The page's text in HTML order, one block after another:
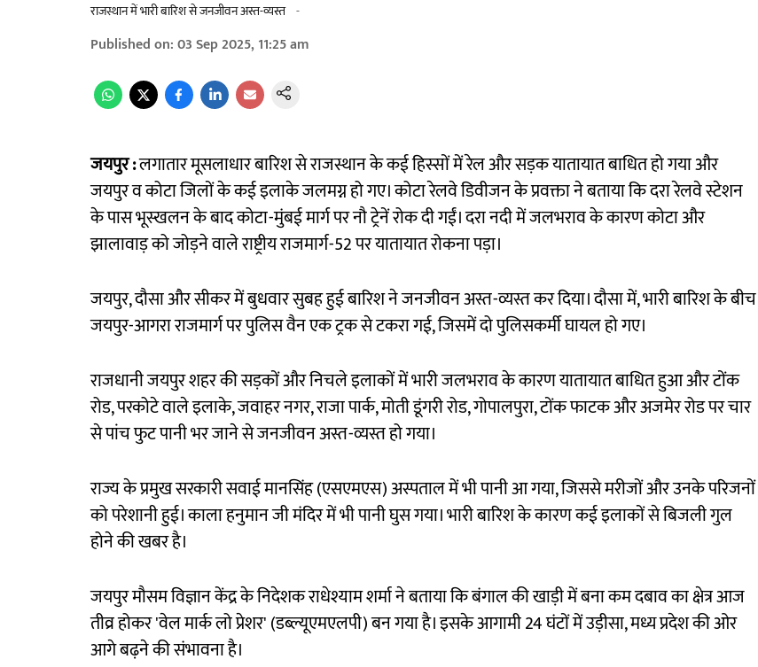
राजस्थान में भारी बारिश से जनजीवन अस्त-व्यस्त -
Published on:03 Sep 2025, 11:25 am
जयपुर :लगातार मूसलाधार बारिश से राजस्थान के कई हिस्सों में रेल और सड़क यातायात बाधित हो गया और
जयपुर व कोटा जिलों के कई इलाके जलमग्न हो गए। कोटा रेलवे डिवीजन के प्रवक्ता ने बताया कि दरा रेलवे स्टेशन
के पास भूस्खलन के बाद कोटा-मुंबई मार्ग पर नौ ट्रेनें रोक दी गईं। दरा नदी में जलभराव के कारण कोटा और
झालावाड़ को जोड़ने वाले राष्ट्रीय राजमार्ग-52 पर यातायात रोकना पड़ा।
जयपुर, दौसा और सीकर में बुधवार सुबह हुई बारिश ने जनजीवन अस्त-व्यस्त कर दिया। दौसा में, भारी बारिश के बीच
जयपुर-आगरा राजमार्ग पर पुलिस वैन एक ट्रक से टकरा गई, जिसमें दो पुलिसकर्मी घायल हो गए।
राजधानी जयपुर शहर की सड़कों और निचले इलाकों में भारी जलभराव के कारण यातायात बाधित हुआ और टोंक
रोड, परकोटे वाले इलाके, जवाहर नगर, राजा पार्क, मोती डूंगरी रोड, गोपालपुरा, टोंक फाटक और अजमेर रोड पर चार
से पांच फुट पानी भर जाने से जनजीवन अस्त-व्यस्त हो गया।
राज्य के प्रमुख सरकारी सवाई मानसिंह (एसएमएस) अस्पताल में भी पानी आ गया, जिससे मरीजों और उनके परिजनों
को परेशानी हुई। काला हनुमान जी मंदिर में भी पानी घुस गया। भारी बारिश के कारण कई इलाकों से बिजली गुल
होने की खबर है।
जयपुर मौसम विज्ञान केंद्र के निदेशक राधेश्याम शर्मा ने बताया कि बंगाल की खाड़ी में बना कम दबाव का क्षेत्र आज
तीव्र होकर 'वेल मार्क लो प्रेशर' (डब्ल्यूएमएलपी) बन गया है। इसके आगामी 24 घंटों में उड़ीसा, मध्य प्रदेश की ओर
आगे बढ़ने की संभावना है।